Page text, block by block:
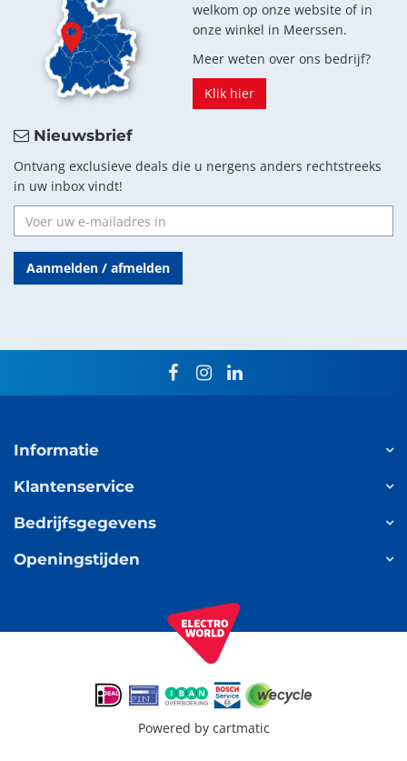
welkom op onze website of in
onze winkel in Meerssen.
Meer weten over ons bedrijf?
Klik hier
Nieuwsbrief
Ontvang exclusieve deals die u nergens anders rechtstreeks
in uw inbox vindt!
Aanmelden / afmelden
facebookinstagram
linkedin
Informatie
Klantenservice
Bedrijfsgegevens
Openingstijden
Powered by cartmatic